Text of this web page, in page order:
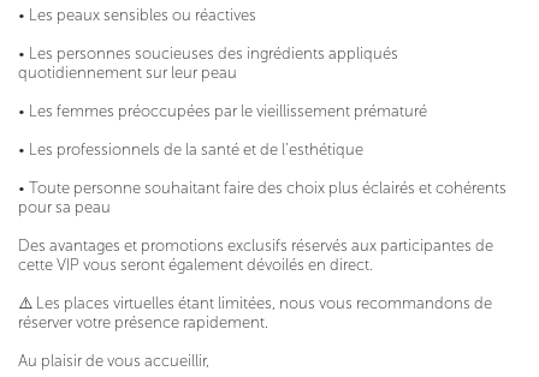
• Les peaux sensibles ou réactives
• Les personnes soucieuses des ingrédients appliqués
quotidiennement sur leur peau
• Les femmes préoccupées par le vieillissement prématuré
• Les professionnels de la santé et de l’esthétique
• Toute personne souhaitant faire des choix plus éclairés et cohérents
pour sa peau
Des avantages et promotions exclusifs réservés aux participantes de
cette VIP vous seront également dévoilés en direct.
⚠️ Les places virtuelles étant limitées, nous vous recommandons de
réserver votre présence rapidement.
Au plaisir de vous accueillir,